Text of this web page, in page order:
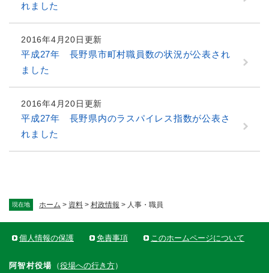
現在地 ホーム > 資料 > 村政情報 > 人事・職員
れました
2016年4月20日更新
平成27年 長野県市町村職員数の状況が公表され
ました
2016年4月20日更新
平成27年 長野県内のラスパイレス指数が公表さ
れました
個人情報の保護 免責事項 このホームページについて
阿智村役場 （役場への行き方）